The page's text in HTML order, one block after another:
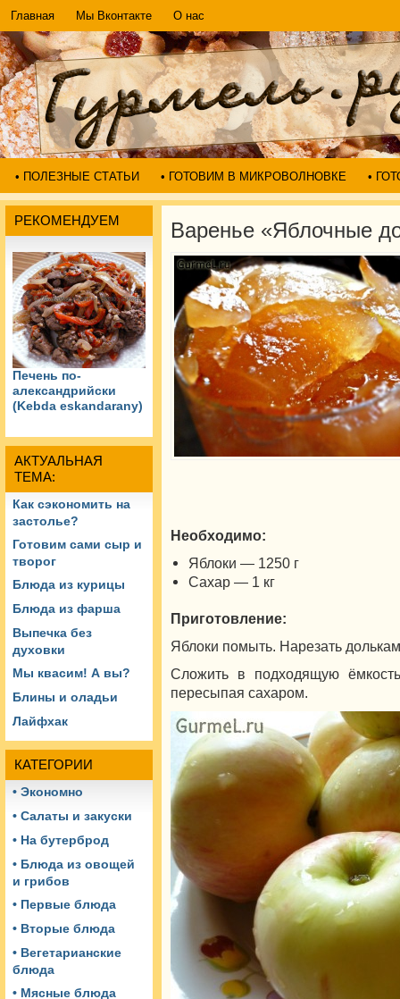
Главная Мы Вконтакте О нас
• ПОЛЕЗНЫЕ СТАТЬИ • ГОТОВИМ В МИКРОВОЛНОВКЕ •
РЕКОМЕНДУЕМ
Печень по-
александрийски
(Kebda eskandarany)
АКТУАЛЬНАЯ
ТЕМА:
Как сэкономить на
застолье?
Готовим сами сыр и
творог
Блюда из курицы
Блюда из фарша
Выпечка без
духовки
Мы квасим! А вы?
Блины и оладьи
Лайфхак
КАТЕГОРИИ
• Экономно
• Салаты и закуски
• На бутерброд
• Блюда из овощей
и грибов
• Первые блюда
• Вторые блюда
• Вегетарианские
блюда
• Мясные блюда
Варенье «Яблочные
Необходимо:
Яблоки — 1250 г
Сахар — 1 кг
Приготовление:
Яблоки помыть. Нарезать
Сложить в подходящую
пересыпая сахаром.